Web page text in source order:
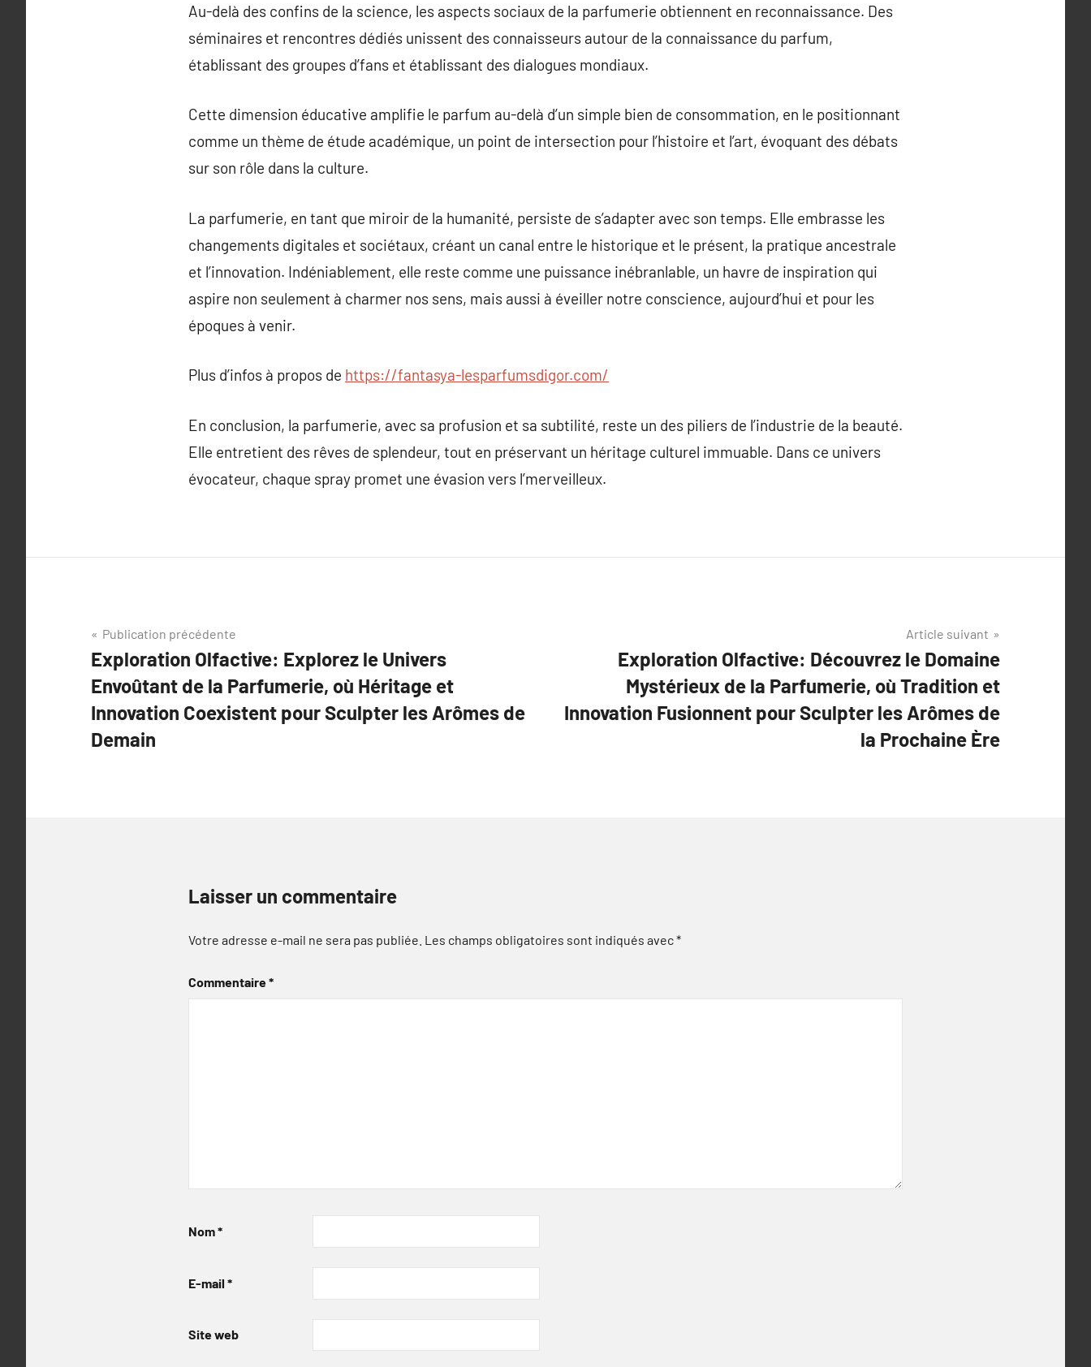
Au-delà des confins de la science, les aspects sociaux de la parfumerie obtiennent en reconnaissance. Des
séminaires et rencontres dédiés unissent des connaisseurs autour de la connaissance du parfum,
établissant des groupes d’fans et établissant des dialogues mondiaux.
Cette dimension éducative amplifie le parfum au-delà d’un simple bien de consommation, en le positionnant
comme un thème de étude académique, un point de intersection pour l’histoire et l’art, évoquant des débats
sur son rôle dans la culture.
La parfumerie, en tant que miroir de la humanité, persiste de s’adapter avec son temps. Elle embrasse les
changements digitales et sociétaux, créant un canal entre le historique et le présent, la pratique ancestrale
et l’innovation. Indéniablement, elle reste comme une puissance inébranlable, un havre de inspiration qui
aspire non seulement à charmer nos sens, mais aussi à éveiller notre conscience, aujourd’hui et pour les
époques à venir.
Plus d’infos à propos de https://fantasya-lesparfumsdigor.com/
En conclusion, la parfumerie, avec sa profusion et sa subtilité, reste un des piliers de l’industrie de la beauté.
Elle entretient des rêves de splendeur, tout en préservant un héritage culturel immuable. Dans ce univers
évocateur, chaque spray promet une évasion vers l’merveilleux.
Navigation
de
l’article
Publication précédente
Exploration Olfactive: Explorez le Univers
Envoûtant de la Parfumerie, où Héritage et
Innovation Coexistent pour Sculpter les Arômes de
Demain
Article suivant
Exploration Olfactive: Découvrez le Domaine
Mystérieux de la Parfumerie, où Tradition et
Innovation Fusionnent pour Sculpter les Arômes de
la Prochaine Ère
Laisser un commentaire
Votre adresse e-mail ne sera pas publiée. Les champs obligatoires sont indiqués avec*
Commentaire*
Nom*
E-mail *
Site web